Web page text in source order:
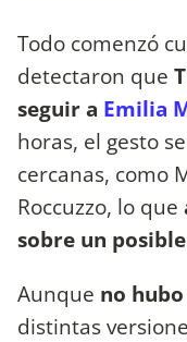
Todo comenzó
detectaron que
seguir a Emilia
horas, el gesto
cercanas, como
Roccuzzo, lo que
sobre un
Aunque no
distintas